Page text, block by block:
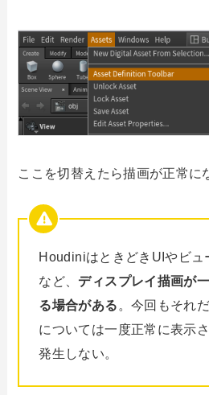
ここを切替えたら描画が正常に
HoudiniはときどきUIやビュ
など、 ディスプレイ描画が
る場合がある 。今回もそれ
については一度正常に表示
発生しない。